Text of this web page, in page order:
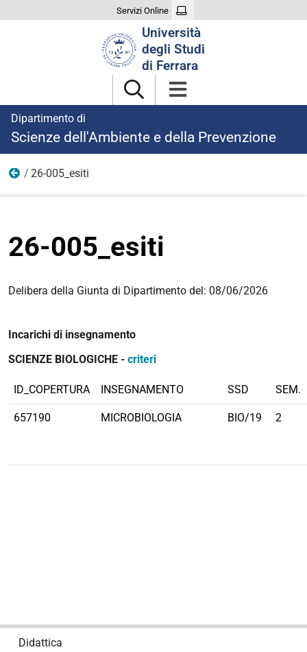
Servizi Online
Università
degli Studi
di Ferrara
Dipartimento di
Scienze dell'Ambiente e della Prevenzione
26-005
26-005_esiti
26-005_esiti
Delibera della Giunta di Dipartimento del: 08/06/2026
Incarichi di insegnamento
SCIENZE BIOLOGICHE - criteri
ID_COPERTURA INSEGNAMENTO SSD SEM.
657190 MICROBIOLOGIA BIO/19 2
Didattica